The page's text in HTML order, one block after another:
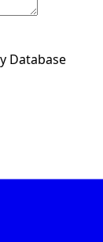
Database